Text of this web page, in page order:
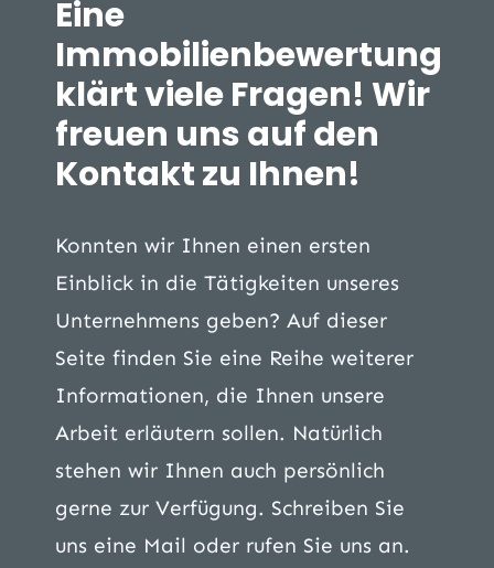
Eine
Immobilienbewertung
klärt viele Fragen! Wir
freuen uns auf den
Kontakt zu Ihnen!
Konnten wir Ihnen einen ersten
Einblick in die Tätigkeiten unseres
Unternehmens geben? Auf dieser
Seite finden Sie eine Reihe weiterer
Informationen, die Ihnen unsere
Arbeit erläutern sollen. Natürlich
stehen wir Ihnen auch persönlich
gerne zur Verfügung. Schreiben Sie
uns eine Mail oder rufen Sie uns an.